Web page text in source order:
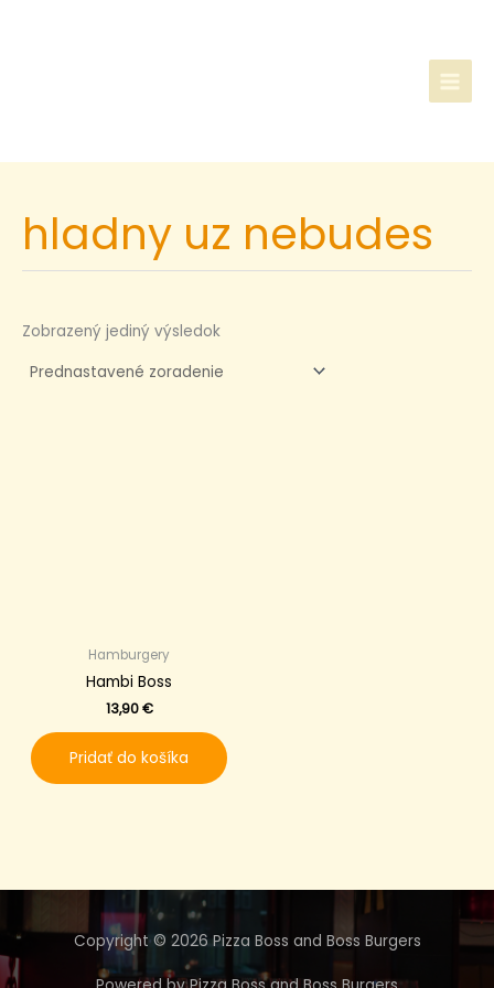
hladny uz nebudes
Zobrazený jediný výsledok
Hamburgery
Hambi Boss
13,90€
Pridať do košíka
Copyright © 2026 Pizza Boss and Boss Burgers